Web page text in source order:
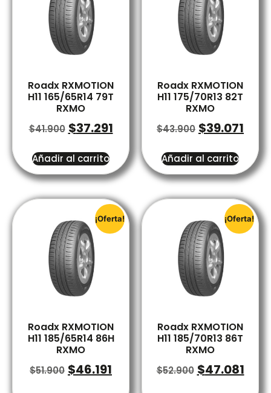
Roadx RXMOTION
H11 165/65R14 79T
RXMO
$41.900 $37.291
Añadir al carrito
Roadx RXMOTION
H11 175/70R13 82T
RXMO
$43.900 $39.071
Añadir al carrito
¡Oferta!
Roadx RXMOTION
H11 185/65R14 86H
RXMO
$51.900 $46.191
¡Oferta!
Roadx RXMOTION
H11 185/70R13 86T
RXMO
$52.900 $47.081